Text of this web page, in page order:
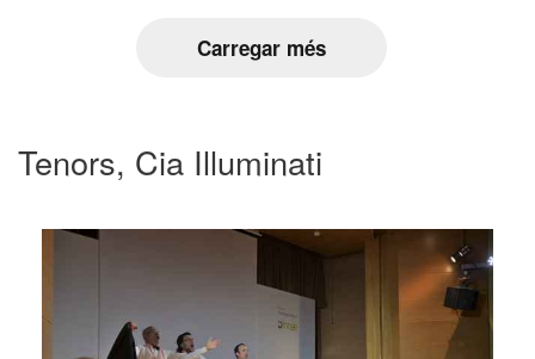
Carregar més
Tenors, Cia Illuminati